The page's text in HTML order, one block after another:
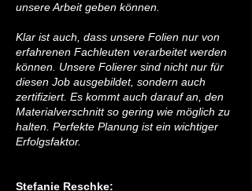
unsere Arbeit geben können.
Klar ist auch, dass unsere Folien nur von
erfahrenen Fachleuten verarbeitet werden
können. Unsere Folierer sind nicht nur für
diesen Job ausgebildet, sondern auch
zertifiziert. Es kommt auch darauf an, den
Materialverschnitt so gering wie möglich zu
halten. Perfekte Planung ist ein wichtiger
Erfolgsfaktor.
Stefanie Reschke: